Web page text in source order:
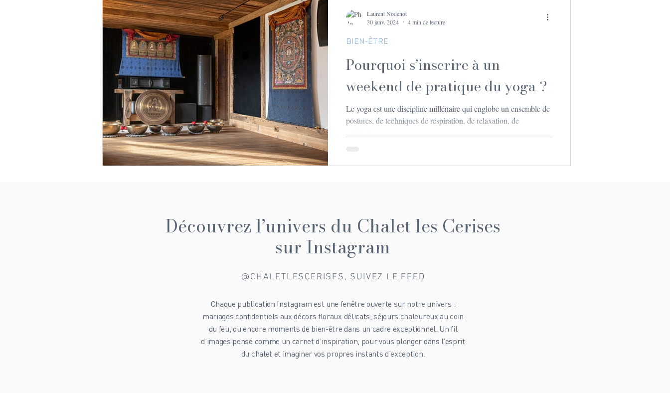
Bien-être Ski Randonnées Adrénaline
Mariage Hiver Photographie Team Building Anniversaire
Pourquoi s’inscrire à un
weekend de pratique du yoga ?
Le yoga est une discipline millénaire qui englobe un ensemble de
postures, de techniques de respiration, de relaxation, de
BIEN-ÊTRE
Laurent Nodenot
30 janv. 2024
4 min de lecture
Découvrez l’univers du Chalet les Cerises
sur Instagram
@CHALETLESCERISES, SUIVEZ LE FEED
Chaque publication Instagram est une fenêtre ouverte sur notre univers :
mariages confidentiels aux décors floraux délicats, séjours chaleureux au coin
du feu, ou encore moments de bien-être dans un cadre exceptionnel. Un fil
d’images pensé comme un carnet d’inspiration, pour vous plonger dans l’esprit
du chalet et imaginer vos propres instants d’exception.